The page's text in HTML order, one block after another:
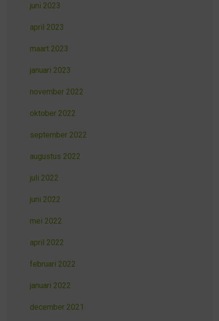
juni 2023
april 2023
maart 2023
januari 2023
november 2022
oktober 2022
september 2022
augustus 2022
juli 2022
juni 2022
mei 2022
april 2022
februari 2022
januari 2022
december 2021